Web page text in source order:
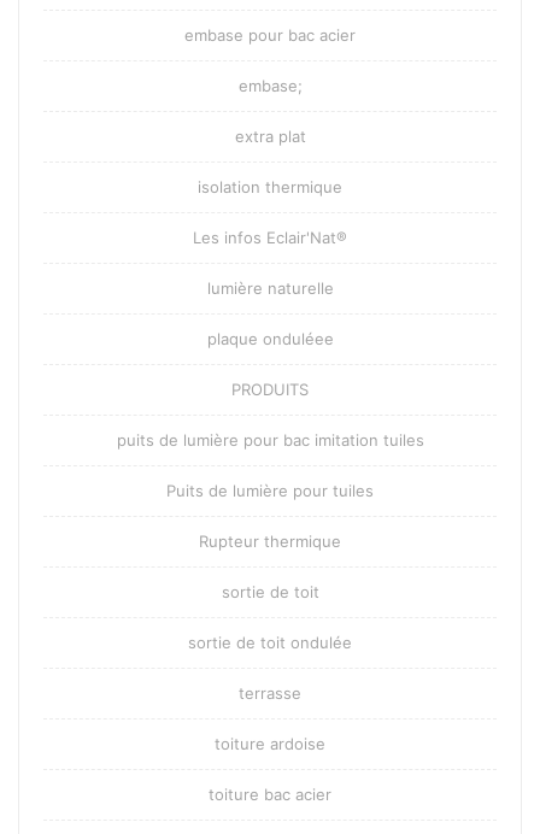
embase pour bac acier
embase;
extra plat
isolation thermique
Les infos Eclair'Nat®
lumière naturelle
plaque onduléee
PRODUITS
puits de lumière pour bac imitation tuiles
Puits de lumière pour tuiles
Rupteur thermique
sortie de toit
sortie de toit ondulée
terrasse
toiture ardoise
toiture bac acier